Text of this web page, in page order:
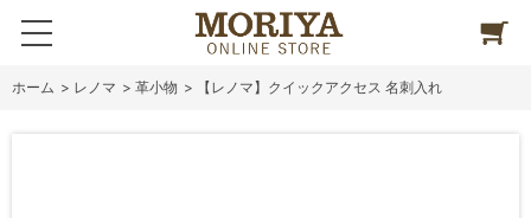
ホーム > レノマ > 革小物 > 【レノマ】クイックアクセス 名刺入れ